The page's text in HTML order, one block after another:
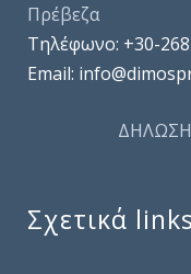
Πρέβεζα
Τηλέφωνo: +30-
Email:
Σχετικά links